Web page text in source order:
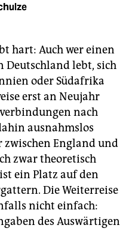
hart: Auch wer einen
Deutschland lebt, sich
oder Südafrika
erst an Neujahr
nach
ausnahmslos
zwischen England und
zwar theoretisch
ein Platz auf den
Die Weiterreise
nicht einfach:
des Auswärtigen